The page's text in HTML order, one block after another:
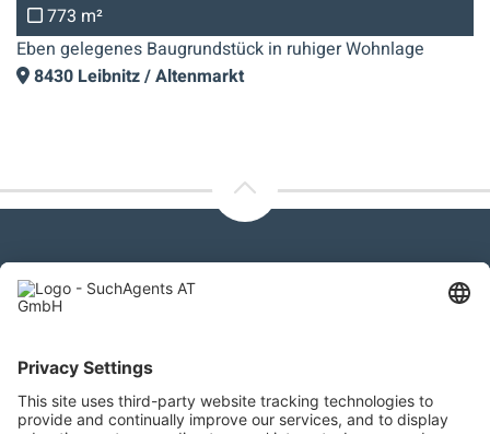
in ruhiger Wohnlage
Eben gelegenes
Kontaktieren Sie uns
SuchAgents AT GmbH
Gewerbeallee 13a, 4221 Steyregg